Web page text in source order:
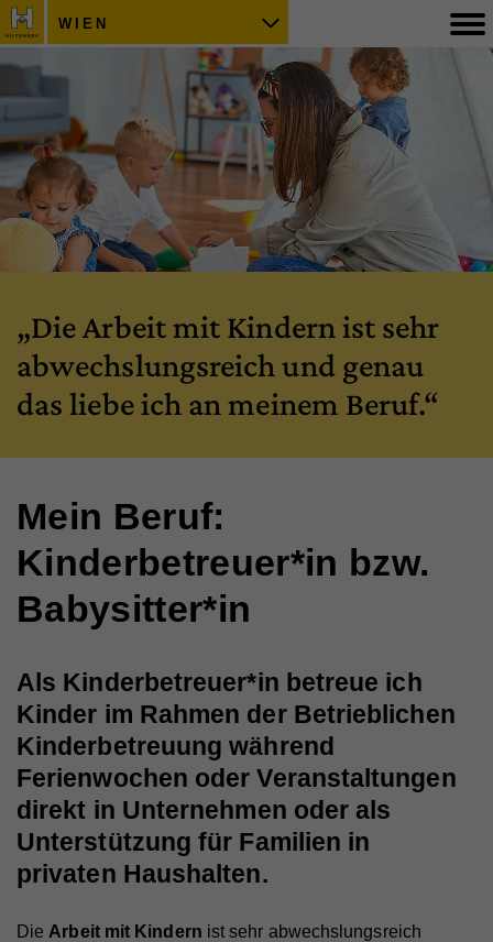
WIEN
Die Arbeit mit Kindern ist sehr
abwechslungsreich und genau
das liebe ich an meinem Beruf.
Mein Beruf:
Kinderbetreuer*in bzw.
Babysitter*in
Als Kinderbetreuer*in betreue ich
Kinder im Rahmen der Betrieblichen
Kinderbetreuung während
Ferienwochen oder Veranstaltungen
direkt in Unternehmen oder als
Unterstützung für Familien in
privaten Haushalten.
Die Arbeit mit Kindern ist sehr abwechslungsreich